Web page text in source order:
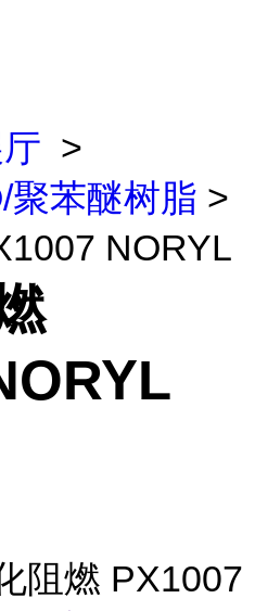
>
聚苯醚树脂 >
NORYL
阻燃 PX1007